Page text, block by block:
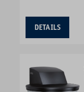
DETAILS